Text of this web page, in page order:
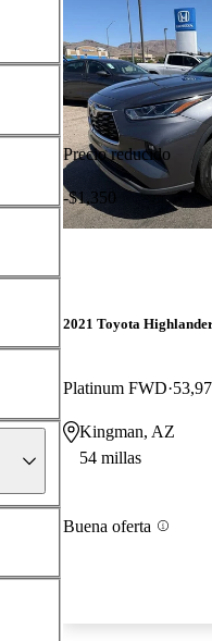
Precio reducido
-$1,350
2021 Toyota
Platinum FWD
Kingman, AZ
54 millas
Buena oferta